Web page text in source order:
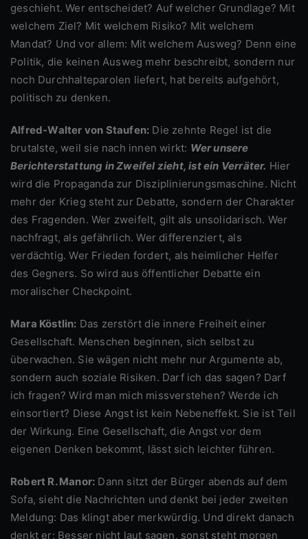
geschieht. Wer entscheidet? Auf welcher Grundlage? Mit
welchem Ziel? Mit welchem Risiko? Mit welchem
Mandat? Und vor allem: Mit welchem Ausweg? Denn eine
Politik, die keinen Ausweg mehr beschreibt, sondern nur
noch Durchhalteparolen liefert, hat bereits aufgehört,
politisch zu denken.
Alfred-Walter von Staufen: Die zehnte Regel ist die
brutalste, weil sie nach innen wirkt: Wer unsere
Berichterstattung in Zweifel zieht, ist ein Verräter. Hier
wird die Propaganda zur Disziplinierungsmaschine. Nicht
mehr der Krieg steht zur Debatte, sondern der Charakter
des Fragenden. Wer zweifelt, gilt als unsolidarisch. Wer
nachfragt, als gefährlich. Wer differenziert, als
verdächtig. Wer Frieden fordert, als heimlicher Helfer
des Gegners. So wird aus öffentlicher Debatte ein
moralischer Checkpoint.
Mara Köstlin: Das zerstört die innere Freiheit einer
Gesellschaft. Menschen beginnen, sich selbst zu
überwachen. Sie wägen nicht mehr nur Argumente ab,
sondern auch soziale Risiken. Darf ich das sagen? Darf
ich fragen? Wird man mich missverstehen? Werde ich
einsortiert? Diese Angst ist kein Nebeneffekt. Sie ist Teil
der Wirkung. Eine Gesellschaft, die Angst vor dem
eigenen Denken bekommt, lässt sich leichter führen.
Robert R. Manor: Dann sitzt der Bürger abends auf dem
Sofa, sieht die Nachrichten und denkt bei jeder zweiten
Meldung: Das klingt aber merkwürdig. Und direkt danach
denkt er: Besser nicht laut sagen, sonst steht morgen